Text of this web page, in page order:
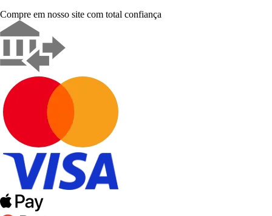
Compre em nosso site com total confiança